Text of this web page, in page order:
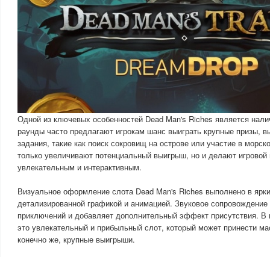
Одной из ключевых особенностей Dead Man's Riches является
раунды часто предлагают игрокам шанс выиграть крупные призы,
задания, такие как поиск сокровищ на острове или участие в
только увеличивают потенциальный выигрыш, но и делают игровой
увлекательным и интерактивным.
Визуальное оформление слота Dead Man's Riches выполнено в
детализированной графикой и анимацией. Звуковое
приключений и добавляет дополнительный эффект присутствия.
это увлекательный и прибыльный слот, который может принести
конечно же, крупные выигрыши.